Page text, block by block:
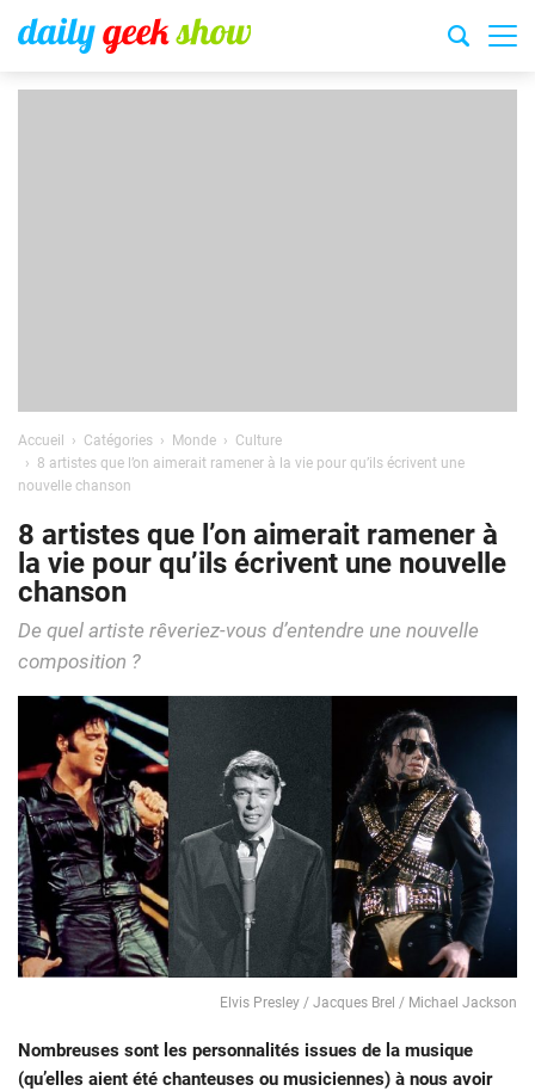
Accueil Catégories Monde
Culture
8 artistes que l’on aimerait ramener à la vie pour qu’ils écrivent une
nouvelle chanson
8 artistes que l’on aimerait ramener à
la vie pour qu’ils écrivent une nouvelle
chanson
De quel artiste rêveriez-vous d’entendre une nouvelle
composition ?
Elvis Presley / Jacques Brel / Michael Jackson
Nombreuses sont les personnalités issues de la musique
(qu’elles aient été chanteuses ou musiciennes) à nous avoir